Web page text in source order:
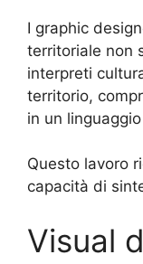
I graphic
territoriale non
interpreti
territorio,
in un
Questo lavoro
capacità di
Visual